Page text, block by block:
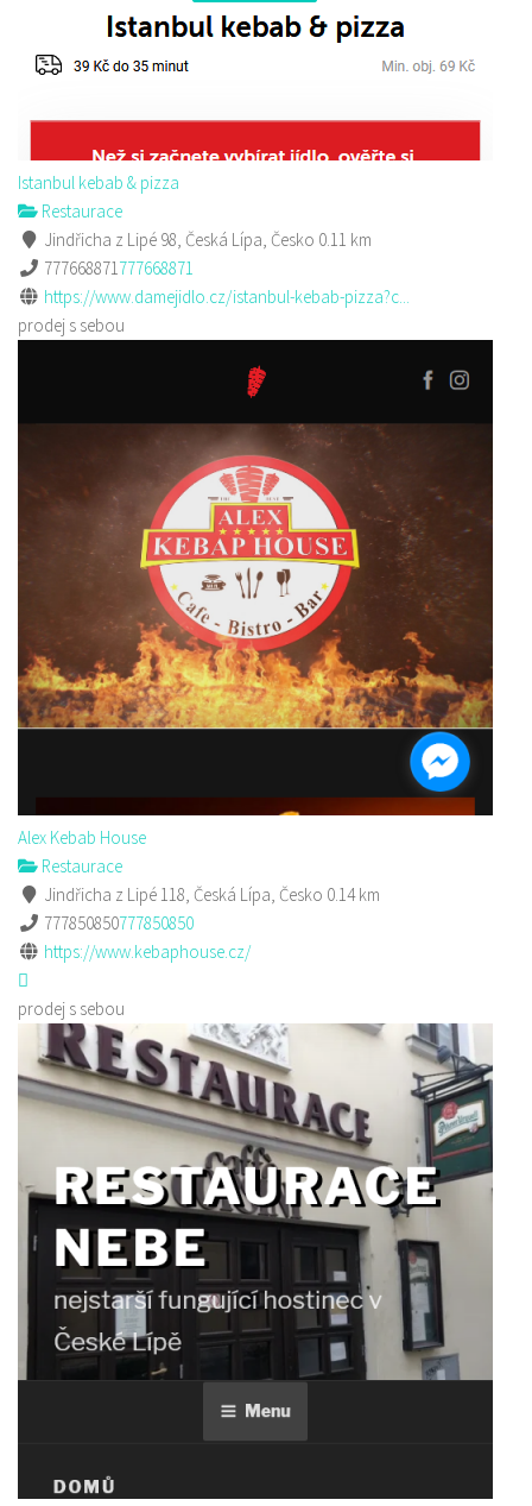
Istanbul kebab & pizza
Restaurace
Jindřicha z Lipé 98, Česká Lípa, Česko 0.11 km
777668871777668871
https://www.damejidlo.cz/istanbul-kebab-pizza?c...
prodej s sebou
Alex Kebab House
Restaurace
Jindřicha z Lipé 118, Česká Lípa, Česko 0.14 km
777850850777850850
https://www.kebaphouse.cz/
prodej s sebou